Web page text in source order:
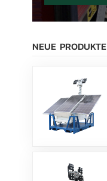
NEUE PRODUKTE